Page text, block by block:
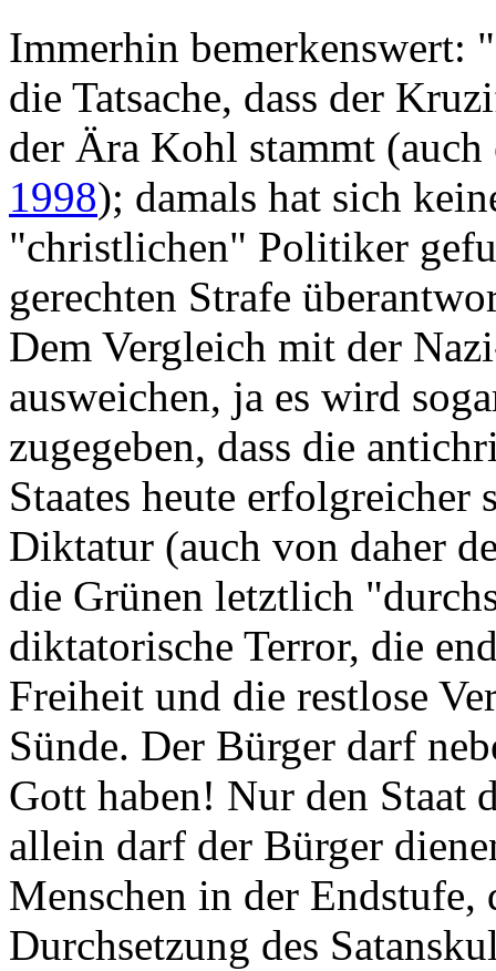
Immerhin bemerkenswert:
die Tatsache, dass der
der Ära Kohl stammt
1998); damals hat sich
"christlichen" Politiker
gerechten Strafe
Dem Vergleich mit der
ausweichen, ja es wird
zugegeben, dass die
Staates heute
Diktatur (auch von daher
die Grünen letztlich
diktatorische Terror, die
Freiheit und die restlose
Sünde. Der Bürger darf
Gott haben! Nur den Staat
allein darf der Bürger
Menschen in der
Durchsetzung des